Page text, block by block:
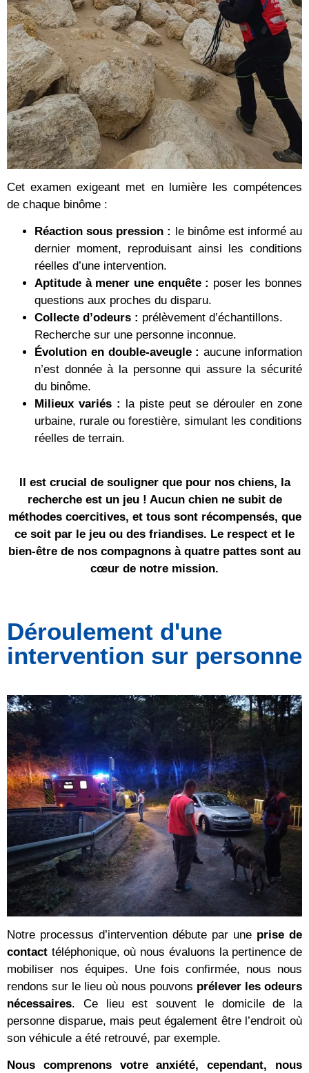
Cet examen exigeant met en lumière les compétences
de chaque binôme :
Réaction sous pression :
le binôme est informé au
dernier moment, reproduisant ainsi les conditions
réelles d’une intervention.
Aptitude à mener une enquête : poser les bonnes
questions aux proches du disparu.
Collecte d’odeurs : prélèvement d’échantillons.
Recherche sur une personne inconnue.
Évolution en double-aveugle : aucune information
n’est donnée à la personne qui assure la sécurité
du binôme.
Milieux variés :
la piste peut se dérouler en zone
urbaine, rurale ou forestière, simulant les conditions
réelles de terrain.
Il est crucial de souligner que pour nos chiens, la
recherche est un jeu ! Aucun chien ne subit de
méthodes coercitives, et tous sont récompensés, que
ce soit par le jeu ou des friandises. Le respect et le
bien-être de nos compagnons à quatre pattes sont au
cœur de notre mission.
Déroulement d'une
intervention sur personne
Notre processus d’intervention débute par une prise de
contact téléphonique, où nous évaluons la pertinence de
mobiliser nos équipes. Une fois confirmée, nous nous
rendons sur le lieu où nous pouvons prélever les odeurs
nécessaires. Ce lieu est souvent le domicile de la
personne disparue, mais peut également être l’endroit où
son véhicule a été retrouvé, par exemple.
Nous comprenons votre anxiété, cependant, nous